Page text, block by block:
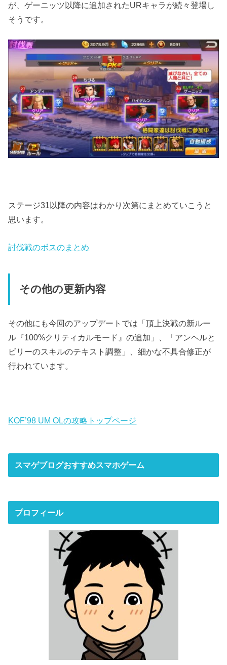
が、ゲーニッツ以降に追加されたURキャラが続々登場し
そうです。
ステージ31以降の内容はわかり次第にまとめていこうと
思います。
討伐戦のボスのまとめ
その他の更新内容
その他にも今回のアップデートでは「頂上決戦の新ルー
ル『100%クリティカルモード』の追加」、「アンヘルと
ビリーのスキルのテキスト調整」、細かな不具合修正が
行われています。
KOF’98 UM OLの攻略トップページ
スマゲブログおすすめスマホゲーム
プロフィール